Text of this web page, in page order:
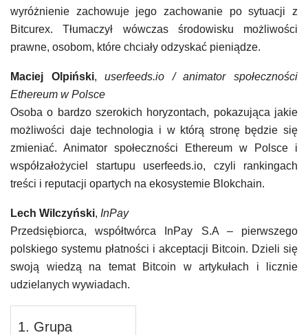
wyróżnienie zachowuje jego zachowanie po sytuacji z
Bitcurex. Tłumaczył wówczas środowisku możliwości
prawne, osobom, które chciały odzyskać pieniądze.
Maciej Olpiński, userfeeds.io / animator społeczności
Ethereum w Polsce
Osoba o bardzo szerokich horyzontach, pokazująca jakie
możliwości daje technologia i w którą stronę będzie się
zmieniać. Animator społeczności Ethereum w Polsce i
współzałożyciel startupu userfeeds.io, czyli rankingach
treści i reputacji opartych na ekosystemie Blokchain.
Lech Wilczyński, InPay
Przedsiębiorca, współtwórca InPay S.A – pierwszego
polskiego systemu płatności i akceptacji Bitcoin. Dzieli się
swoją wiedzą na temat Bitcoin w artykułach i licznie
udzielanych wywiadach.
1. Grupa